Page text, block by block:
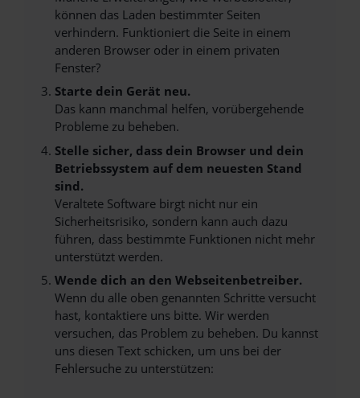
können das Laden bestimmter Seiten
verhindern. Funktioniert die Seite in einem
anderen Browser oder in einem privaten
Fenster?
Starte dein Gerät neu.
Das kann manchmal helfen, vorübergehende
Probleme zu beheben.
Stelle sicher, dass dein Browser und dein
Betriebssystem auf dem neuesten Stand
sind.
Veraltete Software birgt nicht nur ein
Sicherheitsrisiko, sondern kann auch dazu
führen, dass bestimmte Funktionen nicht mehr
unterstützt werden.
Wende dich an den Webseitenbetreiber.
Wenn du alle oben genannten Schritte versucht
hast, kontaktiere uns bitte. Wir werden
versuchen, das Problem zu beheben. Du kannst
uns diesen Text schicken, um uns bei der
Fehlersuche zu unterstützen: